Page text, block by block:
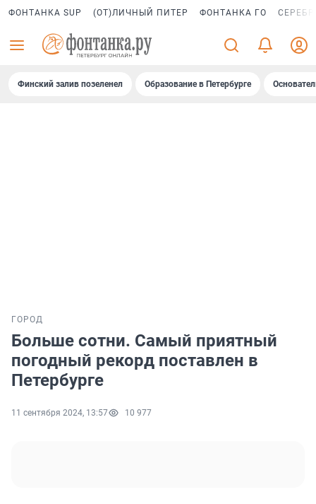
ФОНТАНКА SUP (ОТ)ЛИЧНЫЙ ПИТЕР ФОНТАНКА ГО
Финский залив позеленел Образование в Петербурге
ГОРОД
Больше сотни. Самый приятный
погодный рекорд поставлен в
Петербурге
11 сентября 2024, 13:57 10 977